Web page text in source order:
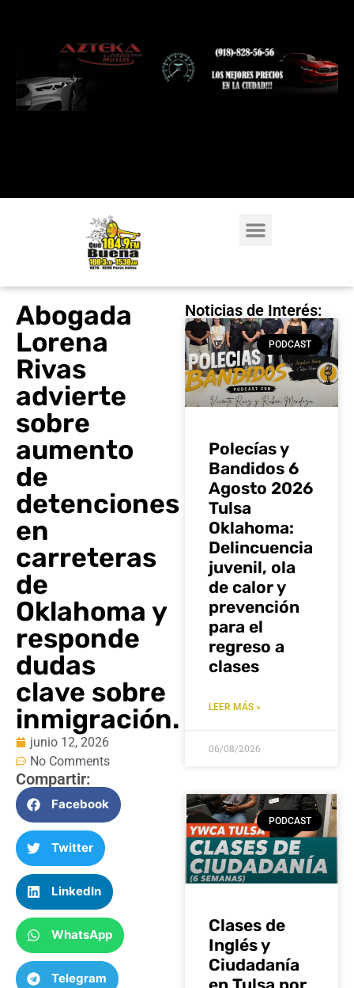
Abogada
Lorena
Rivas
advierte
sobre
aumento
de
detenciones
en
carreteras
de
Oklahoma y
responde
dudas
clave sobre
inmigración.
junio 12, 2026
No Comments
Compartir:
Facebook
Twitter
LinkedIn
WhatsApp
Telegram
Noticias de Interés:
PODCAST
Polecías y
Bandidos 6
Agosto 2026
Tulsa
Oklahoma:
Delincuencia
juvenil, ola
de calor y
prevención
para el
regreso a
clases
LEER MÁS »
06/08/2026
PODCAST
Clases de
Inglés y
Ciudadanía